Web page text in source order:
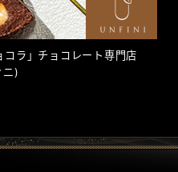
コラ」チョコレート専門店
ニ)